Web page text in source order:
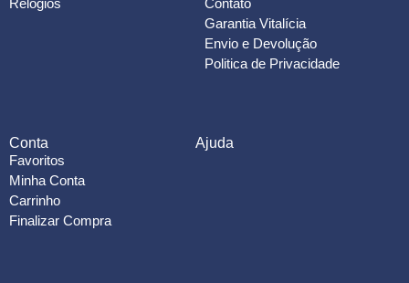
Relógios
Contato
Garantia Vitalícia
Envio e Devolução
Politica de Privacidade
Conta
Favoritos
Minha Conta
Carrinho
Finalizar Compra
Ajuda